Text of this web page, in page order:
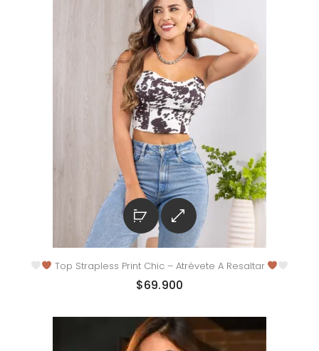
Top Strapless Print Chic – Atrévete A Resaltar
$69.900